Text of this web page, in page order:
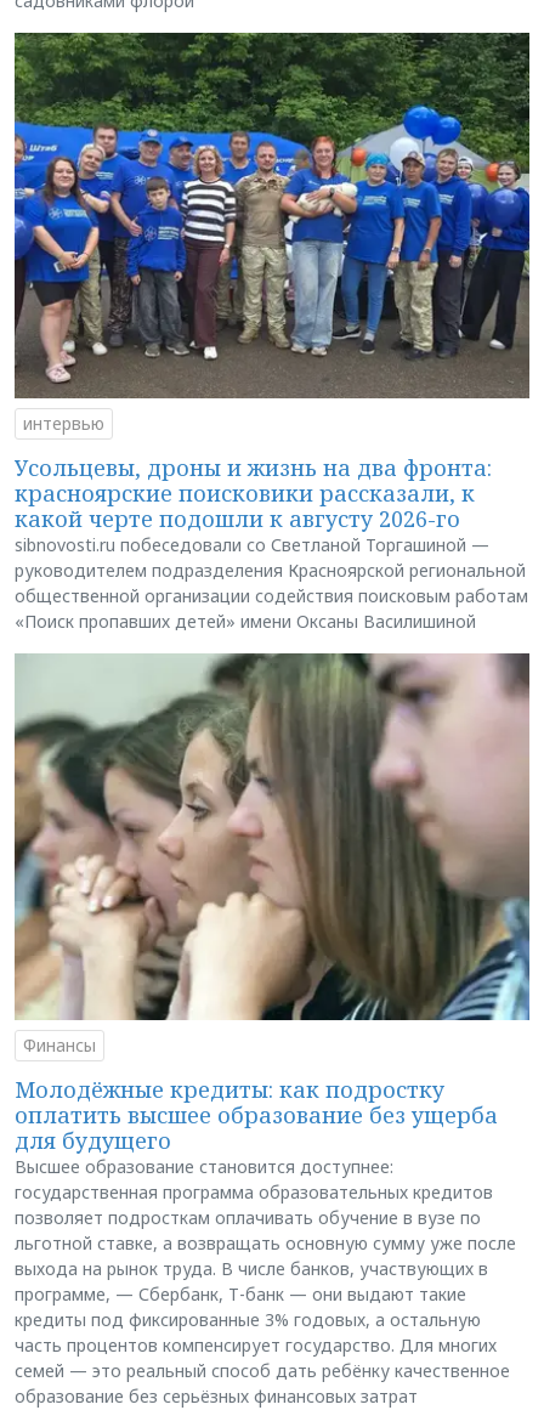
интервью
Усольцевы, дроны и жизнь на два фронта:
красноярские поисковики рассказали, к
какой черте подошли к августу 2026-го
sibnovosti.ru побеседовали со Светланой Торгашиной —
руководителем подразделения Красноярской региональной
общественной организации содействия поисковым работам
«Поиск пропавших детей» имени Оксаны Василишиной
Финансы
Молодёжные кредиты: как подростку
оплатить высшее образование без ущерба
для будущего
Высшее образование становится доступнее:
государственная программа образовательных кредитов
позволяет подросткам оплачивать обучение в вузе по
льготной ставке, а возвращать основную сумму уже после
выхода на рынок труда. В числе банков, участвующих в
программе, — Сбербанк, Т-банк — они выдают такие
кредиты под фиксированные 3% годовых, а остальную
часть процентов компенсирует государство. Для многих
семей — это реальный способ дать ребёнку качественное
образование без серьёзных финансовых затрат